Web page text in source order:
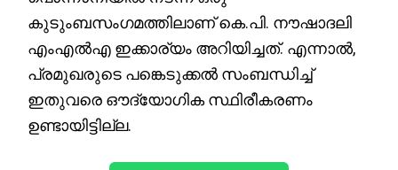
കുടുംബസംഗമത്തിലാണ് കെ.പി. നൗഷാദലി
എംഎൽഎ ഇക്കാര്യം അറിയിച്ചത്. എന്നാൽ,
പ്രമുഖരുടെ പങ്കെടുക്കൽ സംബന്ധിച്ച്
ഇതുവരെ ഔദ്യോഗിക സ്ഥിരീകരണം
ഉണ്ടായിട്ടില്ല.